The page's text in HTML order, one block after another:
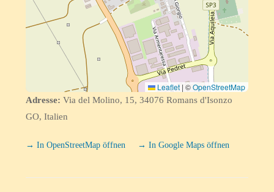
Leaflet | ©OpenStreetMap
Adresse: Via del Molino, 15, 34076 Romans d'Isonzo
GO, Italien
→ In OpenStreetMap öffnen → In Google Maps öffnen